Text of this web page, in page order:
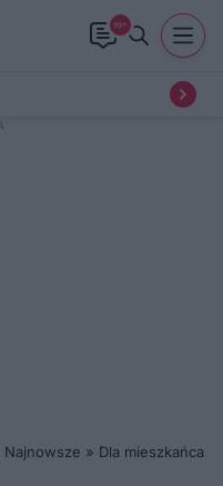
99+
Najnowsze » Dla mieszkańca